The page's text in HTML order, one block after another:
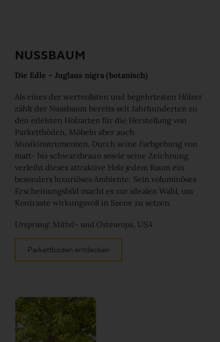
NUSSBAUM
Die Edle – Juglans nigra (botanisch)
Als eines der wertvollsten und begehrtesten Hölzer
zählt der Nussbaum bereits seit Jahrhunderten zu
den edelsten Holzarten für die Herstellung von
Parkettböden, Möbeln aber auch
Musikinstrumenten. Durch seine Farbgebung von
matt- bis schwarzbraun sowie seine Zeichnung
verleiht dieses attraktive Holz jedem Raum ein
besonders luxuriöses Ambiente. Sein voluminöses
Erscheinungsbild macht es zur idealen Wahl, um
Kontraste wirkungsvoll in Szene zu setzen.
Ursprung: Mittel- und Osteuropa, USA
Parkettböden entdecken